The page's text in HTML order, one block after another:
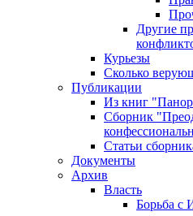
Другие
Курьезы
Сколько
Публикации
Из книг
Сборник
Статьи
Документы
Архив
Власть
Борьба с